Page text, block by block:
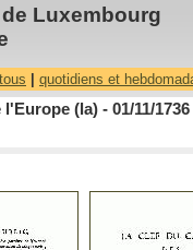
Luxembourg
tous quotidiens et
(la) - 01/11/1736